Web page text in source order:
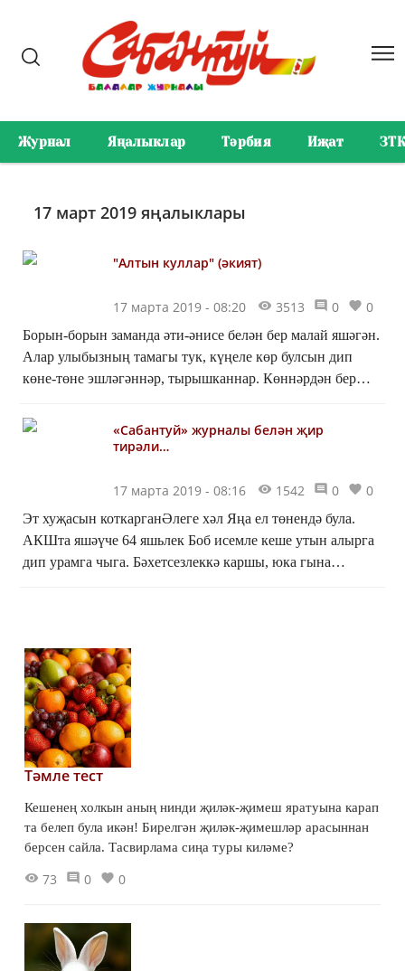
Журнал Яңалыклар Тәрбия Иҗат ЗТК
17 март 2019 яңалыклары
"Алтын куллар" (әкият)
17 марта 2019 - 08:20 3513 0 0
Борын-борын заманда әти-әнисе белән бер малай яшәгән.
Алар улыбызның тамагы тук, күңеле көр булсын дип
көне-төне эшләгәннәр, тырышканнар. Көннәрдән бер
«Сабантуй» журналы белән җир
тирәли…
17 марта 2019 - 08:16 1542 0 0
Эт хуҗасын коткарганӘлеге хәл Яңа ел төнендә була.
АКШта яшәүче 64 яшьлек Боб исемле кеше утын алырга
дип урамга чыга. Бәхетсезлеккә каршы, юка гына
Тәмле тест
Кешенең холкын аның нинди җиләк-җимеш яратуына карап
та белеп була икән! Бирелгән җиләк-җимешләр арасыннан
берсен сайла. Тасвирлама сиңа туры киләме?
73 0 0